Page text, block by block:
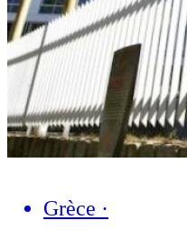
Grèce ·